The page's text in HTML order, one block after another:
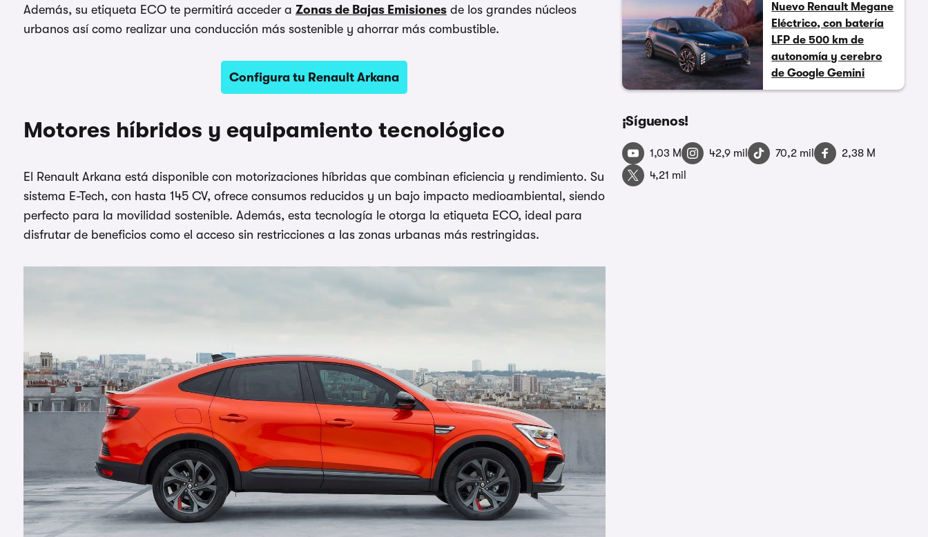
Además, su etiqueta ECO te permitirá acceder a Zonas de Bajas Emisiones de los grandes núcleos
urbanos así como realizar una conducción más sostenible y ahorrar más combustible.
Configura tu Renault Arkana
Motores híbridos y equipamiento tecnológico
El Renault Arkana está disponible con motorizaciones híbridas que combinan eficiencia y rendimiento. Su
sistema E-Tech, con hasta 145 CV, ofrece consumos reducidos y un bajo impacto medioambiental, siendo
perfecto para la movilidad sostenible. Además, esta tecnología le otorga la etiqueta ECO, ideal para
disfrutar de beneficios como el acceso sin restricciones a las zonas urbanas más restringidas.
Nuevo Renault Megane
Eléctrico, con batería
LFP de 500 km de
autonomía y cerebro
de Google Gemini
¡Síguenos!
1,03 M 42,9 mil 70,2 mil
2,38 M
4,21 mil